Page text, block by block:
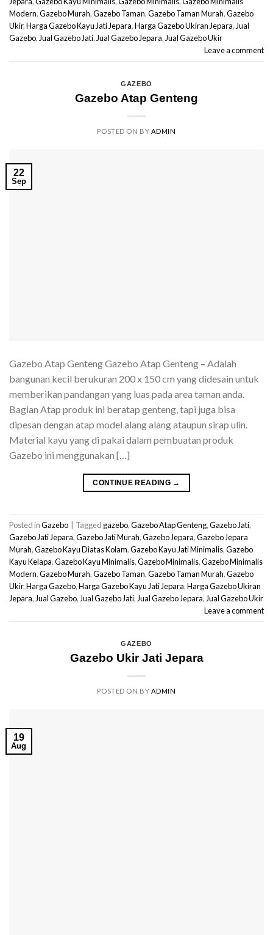
Modern,Gazebo Murah,Gazebo Taman,Gazebo Taman Murah,Gazebo
Ukir,Harga Gazebo Kayu Jati Jepara,Harga Gazebo Ukiran Jepara,Jual
Gazebo,Jual Gazebo Jati,Jual Gazebo Jepara,Jual Gazebo Ukir
Leave a comment
GAZEBO
Gazebo Atap Genteng
POSTED ON BY ADMIN
22
Sep
Gazebo Atap Genteng Gazebo Atap Genteng – Adalah
bangunan kecil berukuran 200 x 150 cm yang didesain untuk
memberikan pandangan yang luas pada area taman anda.
Bagian Atap produk ini beratap genteng, tapi juga bisa
dipesan dengan atap model alang alang ataupun sirap ulin.
Material kayu yang di pakai dalam pembuatan produk
Gazebo ini menggunakan […]
CONTINUE READING →
Posted inGazebo | Tagged gazebo,Gazebo Atap Genteng,Gazebo Jati,
Gazebo Jati Jepara,Gazebo Jati Murah,Gazebo Jepara,Gazebo Jepara
Murah,Gazebo Kayu Diatas Kolam,Gazebo Kayu Jati Minimalis,Gazebo
Kayu Kelapa,Gazebo Kayu Minimalis,Gazebo Minimalis,Gazebo Minimalis
Modern,Gazebo Murah,Gazebo Taman,Gazebo Taman Murah,Gazebo
Ukir,Harga Gazebo,Harga Gazebo Kayu Jati Jepara,Harga Gazebo Ukiran
Jepara, Jual Gazebo, Jual Gazebo Jati, Jual Gazebo Jepara, Jual Gazebo Ukir
Leave a comment
GAZEBO
Gazebo Ukir Jati Jepara
POSTED ON BY ADMIN
19
Aug